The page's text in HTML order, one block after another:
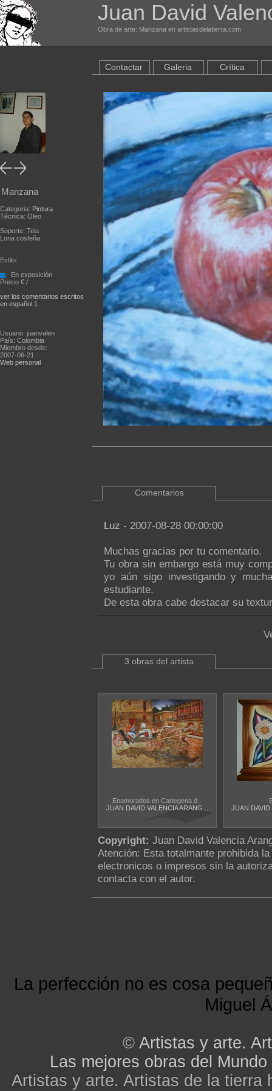
Juan David
Obra de arte: Manzana en artistasdelatierra.com
Manzana
Categoria: Pintura
Técnica: Oleo
Soporte: Tela
Lona costeña
Estilo:
En exposición
Precio € /
ver los comentarios escritos
en español 1
Usuario: juanvalen
País: Colombia
Miembro desde:
2007-06-21
Web personal
Contactar Galeria Crítica
Comentarios
Luz - 2007-08-28 00:00:00
Muchas gracias por tu comentario.
Tu obra sin embargo está muy
yo aún sigo investigando y
estudiante.
De esta obra cabe destacar su
3 obras del artista
Enamorados en Cartegena d...
JUAN DAVID VALENCIA ARANG...
JUAN DAVID
Copyright: Juan David Valencia
Atención: Esta totalmante prohibida
electronicos o impresos sin la
contacta con el autor.
La perfección no es cosa
Miguel
© Artistas y arte.
Las mejores obras del Mundo
Artistas y arte. Artistas de la tierra